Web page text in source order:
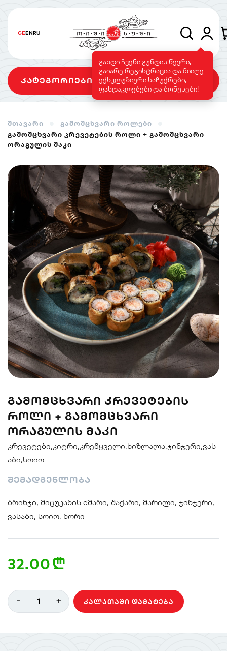
GEENRU
გახდი ჩვენი გუნდის წევრი,
გაიარე რეგისტრაცია და მიიღე
ექსკლუზიური საჩუქრები,
ფასდაკლებები და ბონუსები!
კატეგორიები
სეტები
სუშის ტორტი საფირმო
ვეგეტარიანული
მენიუ
სენდვიჩი ნიგირები მაკები
პოკე & ბურიტო
სუპები და
სალათები
სასმელები
მთავარი
გამომცხვარი როლები
გამომცხვარი კრევეტების როლი + გამომცხვარი
ორაგულის მაკი
ᲒᲐᲛᲝᲛᲪᲮᲕᲐᲠᲘ ᲙᲠᲔᲕᲔᲢᲔᲑᲘᲡ
ᲠᲝᲚᲘ + ᲒᲐᲛᲝᲛᲪᲮᲕᲐᲠᲘ
ᲝᲠᲐᲒᲣᲚᲘᲡ ᲛᲐᲙᲘ
კრევეტები,კიტრი,კრემყველი,ხიზლალა,ჯინჯერი,ვას
აბი,სოიო
შემადგენლობა
ბრინჯი, მიცუკანის ძმარი, შაქარი, მარილი, ჯინჯერი,
ვასაბი, სოიო, ნორი
32.00 n
- 1 + ᲙᲐᲚᲐᲗᲐᲨᲘ ᲓᲐᲛᲐᲢᲔᲑᲐ